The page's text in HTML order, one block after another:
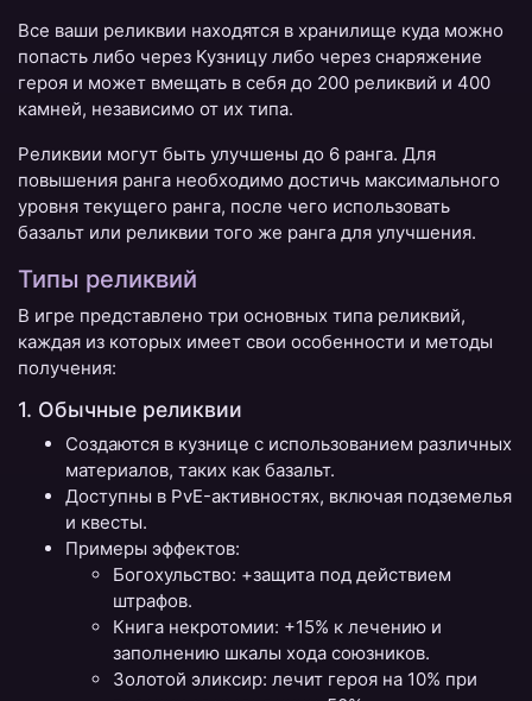
Все ваши реликвии находятся в хранилище куда можно
попасть либо через Кузницу либо через снаряжение
героя и может вмещать в себя до 200 реликвий и 400
камней, независимо от их типа.
Реликвии могут быть улучшены до 6 ранга. Для
повышения ранга необходимо достичь максимального
уровня текущего ранга, после чего использовать
базальт или реликвии того же ранга для улучшения.
Типы реликвий
В игре представлено три основных типа реликвий,
каждая из которых имеет свои особенности и методы
получения:
1. Обычные реликвии
Создаются в кузнице с использованием различных
материалов, таких как базальт.
Доступны в PvE-активностях, включая подземелья
и квесты.
Примеры эффектов:
Богохульство: +защита под действием
штрафов.
Книга некротомии: +15% к лечению и
заполнению шкалы хода союзников.
Золотой эликсир: лечит героя на 10% при